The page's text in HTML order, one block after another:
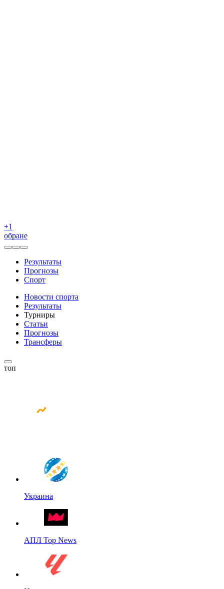
+1
обране
Результаты
Прогнозы
Спорт
Новости спорта
Результаты
Турниры
Статьи
Прогнозы
Трансферы
топ
Украина
АПЛ Top News